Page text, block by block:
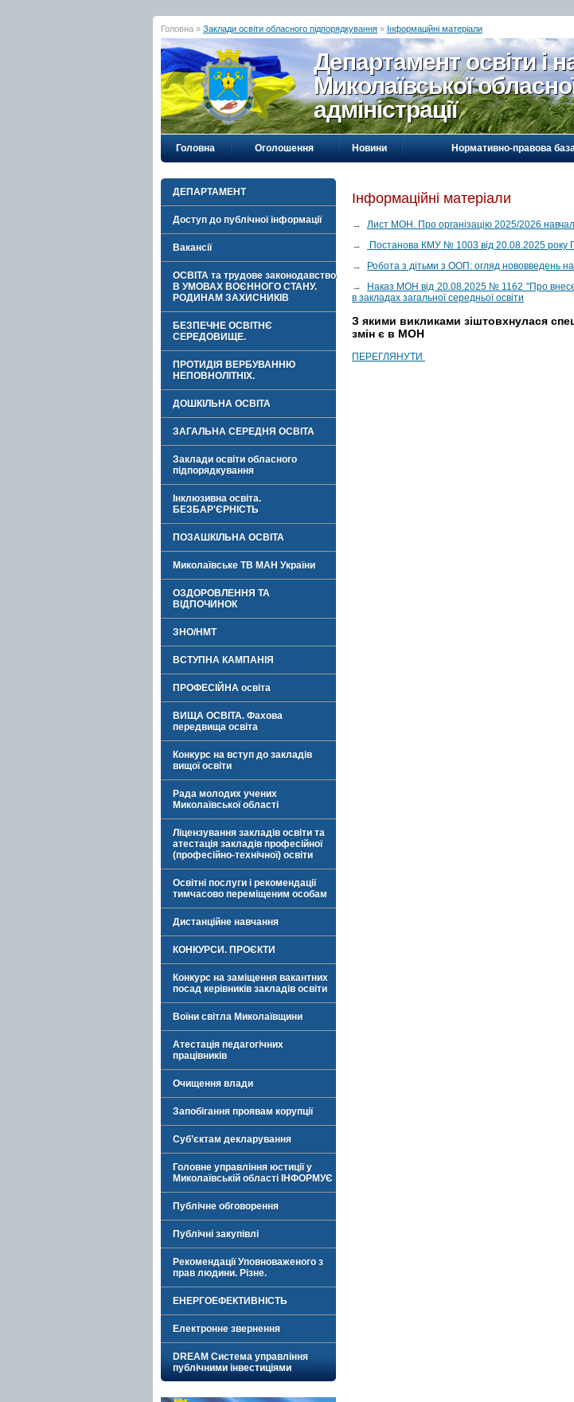
Головна » Заклади освіти обласного підпорядкування » Інформаційні матеріали
Департамент освіти і
Миколаївської
адміністрації
Головна Оголошення Новини Нормативно-правова
ДЕПАРТАМЕНТ
Доступ до публічної інформації
Вакансії
ОСВІТА та трудове законодавство
В УМОВАХ ВОЄННОГО СТАНУ.
РОДИНАМ ЗАХИСНИКІВ
БЕЗПЕЧНЕ ОСВІТНЄ
СЕРЕДОВИЩЕ.
ПРОТИДІЯ ВЕРБУВАННЮ
НЕПОВНОЛІТНІХ.
ДОШКІЛЬНА ОСВІТА
ЗАГАЛЬНА СЕРЕДНЯ ОСВІТА
Заклади освіти обласного
підпорядкування
Інклюзивна освіта.
БЕЗБАР'ЄРНІСТЬ
ПОЗАШКІЛЬНА ОСВІТА
Миколаївське ТВ МАН України
ОЗДОРОВЛЕННЯ ТА
ВІДПОЧИНОК
ЗНО/НМТ
ВСТУПНА КАМПАНІЯ
ПРОФЕСІЙНА освіта
ВИЩА ОСВІТА. Фахова
передвища освіта
Конкурс на вступ до закладів
вищої освіти
Рада молодих учених
Миколаївської області
Ліцензування закладів освіти та
атестація закладів професійної
(професійно-технічної) освіти
Освітні послуги і рекомендації
тимчасово переміщеним особам
Дистанційне навчання
КОНКУРСИ. ПРОЄКТИ
Конкурс на заміщення вакантних
посад керівників закладів освіти
Воїни світла Миколаївщини
Атестація педагогічних
працівників
Очищення влади
Запобігання проявам корупції
Суб’єктам декларування
Головне управління юстиції у
Миколаївській області ІНФОРМУЄ
Публічне обговорення
Публічні закупівлі
Рекомендації Уповноваженого з
прав людини. Різне.
ЕНЕРГОЕФЕКТИВНІСТЬ
Електронне звернення
DREAM Система управління
публічними інвестиціями
Інформаційні матеріали
→
Лист МОН. Про організацію 2025/2026
→
Постанова КМУ № 1003 від 20.08.2025 року
→
Робота з дітьми з ООП: огляд нововведень
→
Наказ МОН від 20.08.2025 № 1162 "Про
в закладах загальної середньої освіти
З якими викликами зіштовхнулася
змін є в МОН
ПЕРЕГЛЯНУТИ